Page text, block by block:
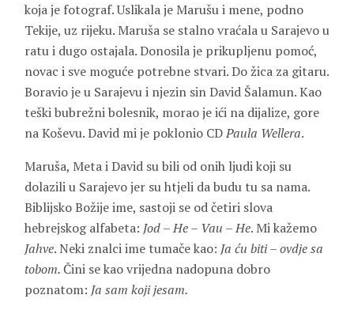
koja je fotograf. Uslikala je Marušu i mene, podno
Tekije, uz rijeku. Maruša se stalno vraćala u Sarajevo u
ratu i dugo ostajala. Donosila je prikupljenu pomoć,
novac i sve moguće potrebne stvari. Do žica za gitaru.
Boravio je u Sarajevu i njezin sin David Šalamun. Kao
teški bubrežni bolesnik, morao je ići na dijalize, gore
na Koševu. David mi je poklonio CDPaula Wellera.
Maruša, Meta i David su bili od onih ljudi koji su
dolazili u Sarajevo jer su htjeli da budu tu sa nama.
Biblijsko Božije ime, sastoji se od četiri slova
hebrejskog alfabeta: Jod – He – Vau – He. Mi kažemo
Jahve. Neki znalci ime tumače kao: Ja ću biti – ovdje sa
tobom.Čini se kao vrijedna nadopuna dobro
poznatom: Ja sam koji jesam.